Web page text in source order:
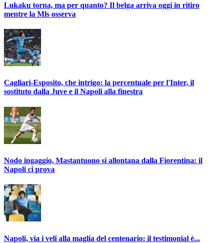
Lukaku torna, ma per quanto? Il belga arriva oggi in ritiro
mentre la Mls osserva
Cagliari-Esposito, che intrigo: la percentuale per l'Inter, il
sostituto dalla Juve e il Napoli alla finestra
Nodo ingaggio, Mastantuono si allontana dalla Fiorentina: il
Napoli ci prova
Napoli, via i veli alla maglia del centenario: il testimonial è...